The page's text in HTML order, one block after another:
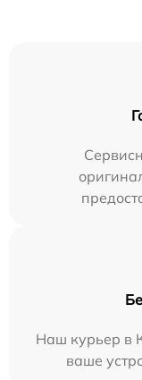
Наш курьер в
ваше